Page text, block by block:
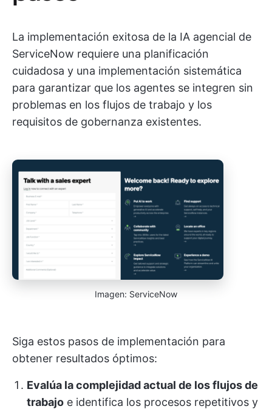
La implementación exitosa de la IA agencial de
ServiceNow requiere una planificación
cuidadosa y una implementación sistemática
para garantizar que los agentes se integren sin
problemas en los flujos de trabajo y los
requisitos de gobernanza existentes.
Imagen: ServiceNow
Siga estos pasos de implementación para
obtener resultados óptimos:
Evalúa la complejidad actual de los flujos de
trabajo e identifica los procesos repetitivos y